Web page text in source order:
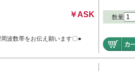
￥ASK
波数帯をお伝え願います〇●
数量